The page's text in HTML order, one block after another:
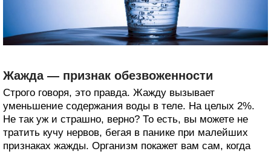
Жажда — признак обезвоженности
Строго говоря, это правда. Жажду вызывает
уменьшение содержания воды в теле. На целых 2%.
Не так уж и страшно, верно? То есть, вы можете не
тратить кучу нервов, бегая в панике при малейших
признаках жажды. Организм покажет вам сам, когда